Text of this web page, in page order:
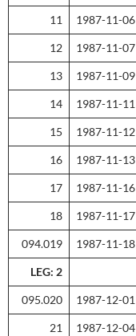
11 1987-11-06
12 1987-11-07
13 1987-11-09
14 1987-11-11
15 1987-11-12
16 1987-11-13
17 1987-11-16
18 1987-11-17
094.019 1987-11-18
LEG: 2
095.020 1987-12-01
21 1987-12-04